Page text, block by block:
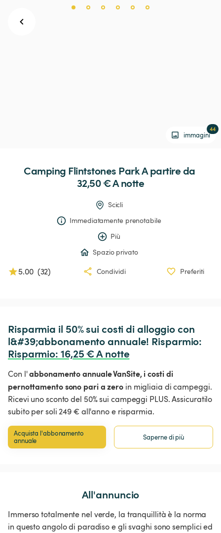
immagini
44
Camping Flintstones Park A partire da
32,50 € A notte
Scicli
Immediatamente prenotabile
Più
Spazio privato
5.00 (32) Condividi Preferiti
Risparmia il 50% sui costi di alloggio con
l&#39;abbonamento annuale! Risparmio:
Risparmio: 16,25 € A notte
Con l'abbonamento annuale VanSite, i costi di
pernottamento sono pari a zero in migliaia di campeggi.
Ricevi uno sconto del 50% sui campeggi PLUS. Assicuratilo
subito per soli 249 € all'anno e risparmia.
Acquista l'abbonamento
annuale
Saperne di più
All'annuncio
Immerso totalmente nel verde, la tranquillità è la norma
in questo angolo di paradiso e gli svaghi sono semplici ed